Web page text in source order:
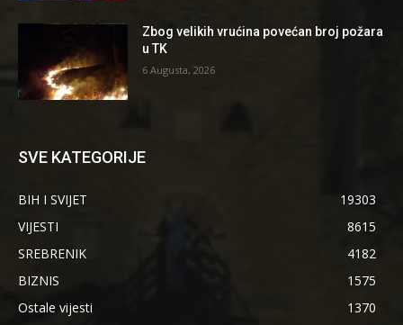
Zbog velikih vrućina povećan broj požara
u TK
6 Augusta, 2026
SVE KATEGORIJE
BIH I SVIJET
19303
VIJESTI
8615
SREBRENIK
4182
BIZNIS
1575
Ostale vijesti
1370